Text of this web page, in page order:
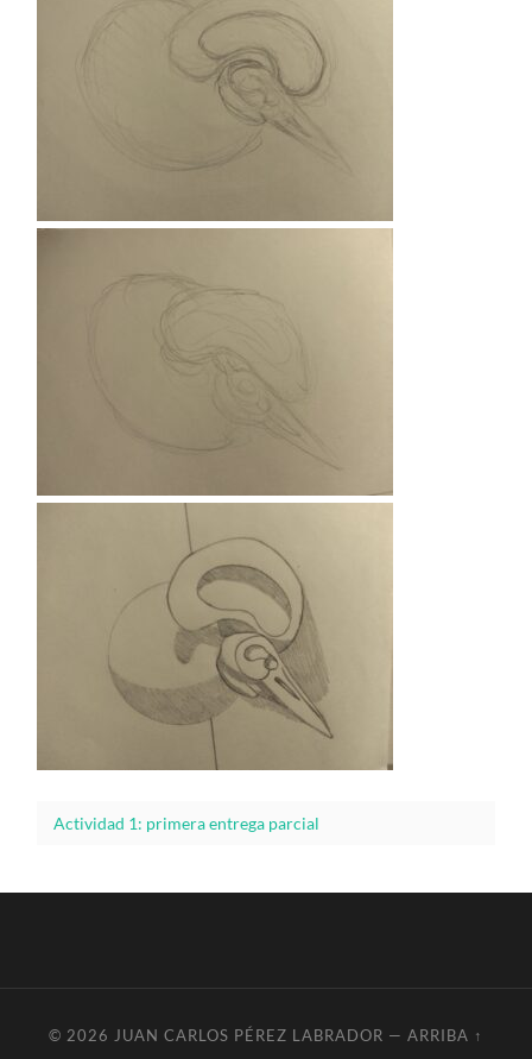
Actividad 1: primera entrega parcial
© 2026 JUAN CARLOS PÉREZ LABRADOR — ARRIBA ↑